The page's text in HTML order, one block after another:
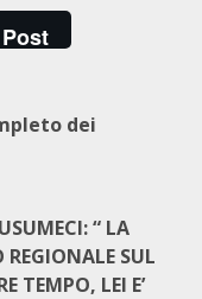
Post
dei
“ LA
SUL
TEMPO, LEI E’